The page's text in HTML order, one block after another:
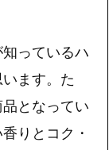
っているハ
ます。た
となってい
りとコク・